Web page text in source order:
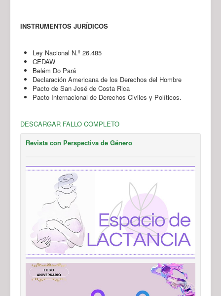
INSTRUMENTOS JURÍDICOS
Ley Nacional N.º 26.485
CEDAW
Belém Do Pará
Declaración Americana de los Derechos del Hombre
Pacto de San José de Costa Rica
Pacto Internacional de Derechos Civiles y Políticos.
DESCARGAR FALLO COMPLETO
Revista con Perspectiva de Género